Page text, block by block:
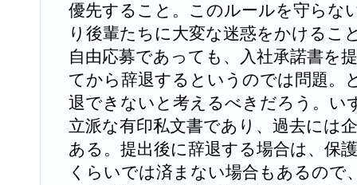
優先すること。このルールを守らな
り後輩たちに大変な迷惑をかけるこ
自由応募であっても、入社承諾書を
てから辞退するというのでは問題。
退できないと考えるべきだろう。い
立派な有印私文書であり、過去には
ある。提出後に辞退する場合は、保
くらいでは済まない場合もあるので